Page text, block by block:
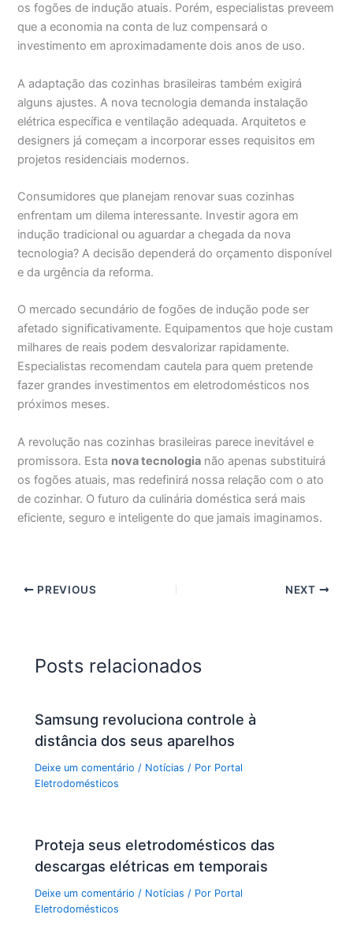
os fogões de indução atuais. Porém, especialistas preveem
que a economia na conta de luz compensará o
investimento em aproximadamente dois anos de uso.
A adaptação das cozinhas brasileiras também exigirá
alguns ajustes. A nova tecnologia demanda instalação
elétrica específica e ventilação adequada. Arquitetos e
designers já começam a incorporar esses requisitos em
projetos residenciais modernos.
Consumidores que planejam renovar suas cozinhas
enfrentam um dilema interessante. Investir agora em
indução tradicional ou aguardar a chegada da nova
tecnologia? A decisão dependerá do orçamento disponível
e da urgência da reforma.
O mercado secundário de fogões de indução pode ser
afetado significativamente. Equipamentos que hoje custam
milhares de reais podem desvalorizar rapidamente.
Especialistas recomendam cautela para quem pretende
fazer grandes investimentos em eletrodomésticos nos
próximos meses.
A revolução nas cozinhas brasileiras parece inevitável e
promissora. Esta nova tecnologia não apenas substituirá
os fogões atuais, mas redefinirá nossa relação com o ato
de cozinhar. O futuro da culinária doméstica será mais
eficiente, seguro e inteligente do que jamais imaginamos.
PREVIOUS NEXT
Posts relacionados
Samsung revoluciona controle à
distância dos seus aparelhos
Deixe um comentário / Notícias / Por Portal
Eletrodomésticos
Proteja seus eletrodomésticos das
descargas elétricas em temporais
Deixe um comentário / Notícias / Por Portal
Eletrodomésticos